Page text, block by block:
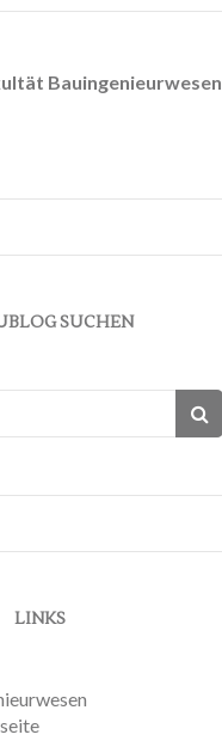
Bauingenieurwesen
SUCHEN
LINKS